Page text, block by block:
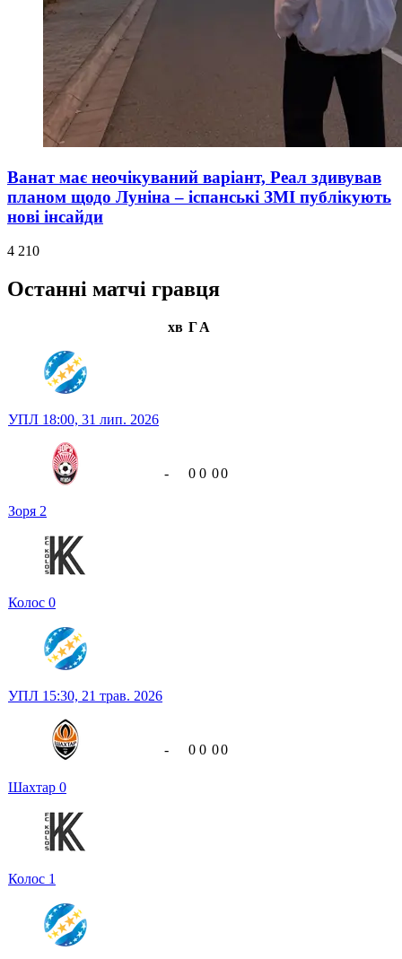
Ванат має неочікуваний варіант, Реал здивував
планом щодо Луніна – іспанські ЗМІ публікують
нові інсайди
4 210
Останні матчі гравця
хв ГА
УПЛ 18:00, 31 лип. 2026
Зоря 2
Колос 0
- 0 0 00
УПЛ 15:30, 21 трав. 2026
Шахтар 0
Колос 1
- 0 0 00